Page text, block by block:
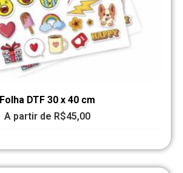
Folha DTF 30 x 40 cm
A partir de R$45,00